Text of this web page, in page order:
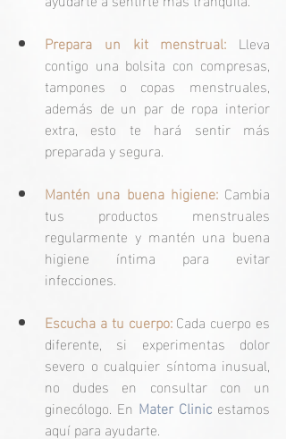
Prepara un kit menstrual: Lleva
contigo una bolsita con compresas,
tampones o copas menstruales,
además de un par de ropa interior
extra, esto te hará sentir más
preparada y segura.
Mantén una buena higiene: Cambia
tus productos menstruales
regularmente y mantén una buena
higiene íntima para evitar
infecciones.
Escucha a tu cuerpo: Cada cuerpo es
diferente, si experimentas dolor
severo o cualquier síntoma inusual,
no dudes en consultar con un
ginecólogo. En Mater Clinic estamos
aquí para ayudarte.